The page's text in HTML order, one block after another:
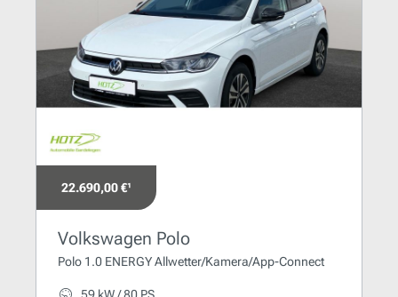
22.690,00 €¹
Volkswagen Polo
Polo 1.0 ENERGY Allwetter/Kamera/App-Connect